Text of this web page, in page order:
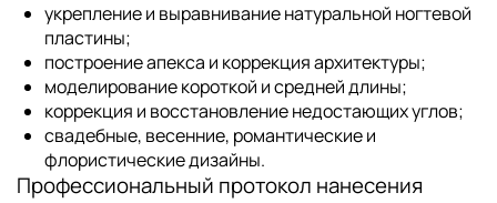
укрепление и выравнивание натуральной ногтевой
пластины;
построение апекса и коррекция архитектуры;
моделирование короткой и средней длины;
коррекция и восстановление недостающих углов;
свадебные, весенние, романтические и
флористические дизайны.
Профессиональный протокол нанесения